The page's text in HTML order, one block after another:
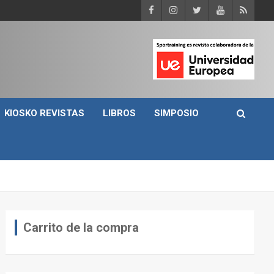
KIOSKO REVISTAS LIBROS SIMPOSIO
Carrito de la compra